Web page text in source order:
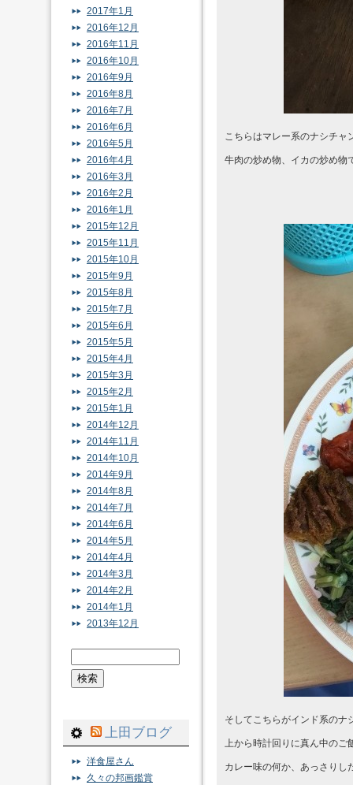
こちらはマレー系のナシチャ
牛肉の炒め物、イカの炒め物
そしてこちらがインド系のナ
上から時計回りに真ん中のご
カレー味の何か、あっさりし
2017年1月
2016年12月
2016年11月
2016年10月
2016年9月
2016年8月
2016年7月
2016年6月
2016年5月
2016年4月
2016年3月
2016年2月
2016年1月
2015年12月
2015年11月
2015年10月
2015年9月
2015年8月
2015年7月
2015年6月
2015年5月
2015年4月
2015年3月
2015年2月
2015年1月
2014年12月
2014年11月
2014年10月
2014年9月
2014年8月
2014年7月
2014年6月
2014年5月
2014年4月
2014年3月
2014年2月
2014年1月
2013年12月
上田ブログ
洋食屋さん
久々の邦画鑑賞